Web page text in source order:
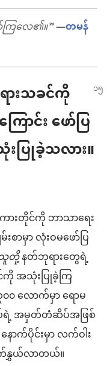
ြလေ၏။”—တမန်
းသခင်ကို
ာင်း ဖော်ပြ
ပြုခဲ့သလား။
ားတိုင်ကို ဘာသာရေး
မှာ လုံးဝမဖော်ပြ
တို့နတ်ဘုရားတွေရဲ့
အသုံးပြုခဲ့ကြ
လောက်မှာ ရောမ
ရဲ့ အမှတ်တံဆိပ်အဖြစ်
က်ပိုင်းမှာ လက်ဝါး
က်နွှယ်လာတယ်။